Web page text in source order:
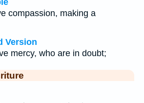
compassion, making a
Version
mercy, who are in doubt;